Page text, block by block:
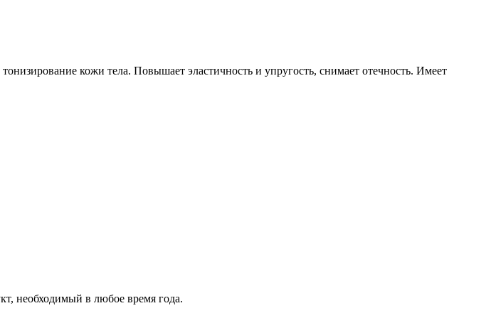
кожи тела. Повышает эластичность и упругость, снимает отечность. Имеет
необходимый в любое время года.